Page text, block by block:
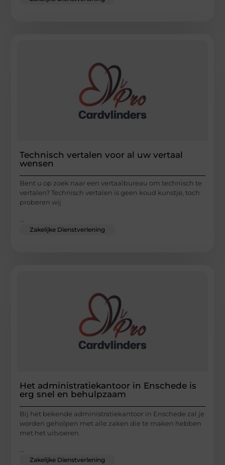
Technisch vertalen voor al uw vertaal
wensen
Bent u op zoek naar een vertaalbureau om technisch te
vertalen? Technisch vertalen is geen koud kunstje, toch
proberen wij
Zakelijke Dienstverlening
Het administratiekantoor in Enschede is
erg snel en behulpzaam
Bij het bekende administratiekantoor in Enschede zal je
worden geholpen met alle zaken die te maken hebben
met het uitvoeren
Zakelijke Dienstverlening